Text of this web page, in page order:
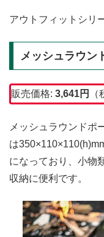
アウトフィットシリ
メッシュラウン
販売価格: 3,641円 （
メッシュラウンドポ
は
になっており、小物
収納に便利です。